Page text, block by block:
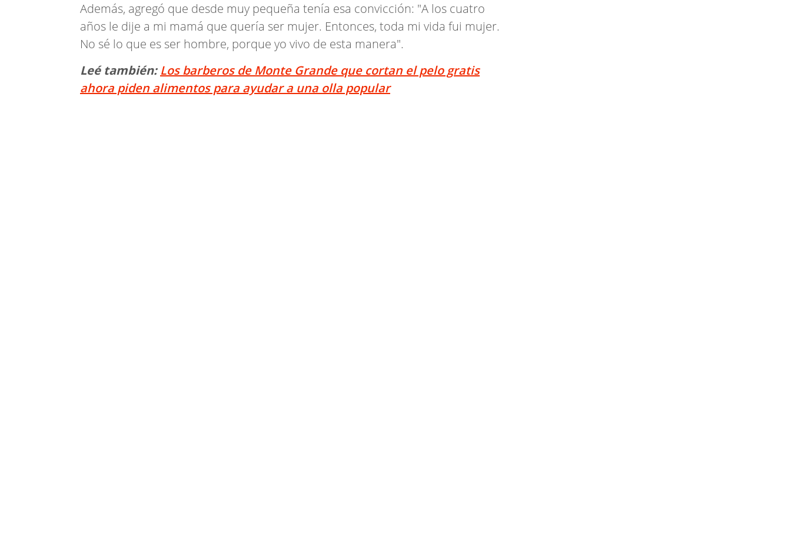
Además, agregó que desde muy pequeña tenía esa convicción: "A los cuatro
años le dije a mi mamá que quería ser mujer. Entonces, toda mi vida fui mujer.
No sé lo que es ser hombre, porque yo vivo de esta manera".
Leé también: Los barberos de Monte Grande que cortan el pelo gratis
ahora piden alimentos para ayudar a una olla popular